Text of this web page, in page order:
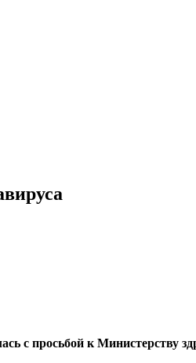
с просьбой к Министерству